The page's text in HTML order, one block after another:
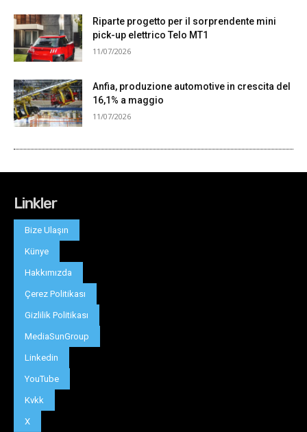
Linkler
Bize Ulaşın
Künye
Hakkımızda
Çerez Politikası
Gizlilik Politikası
MediaSunGroup
Linkedin
YouTube
Kvkk
X